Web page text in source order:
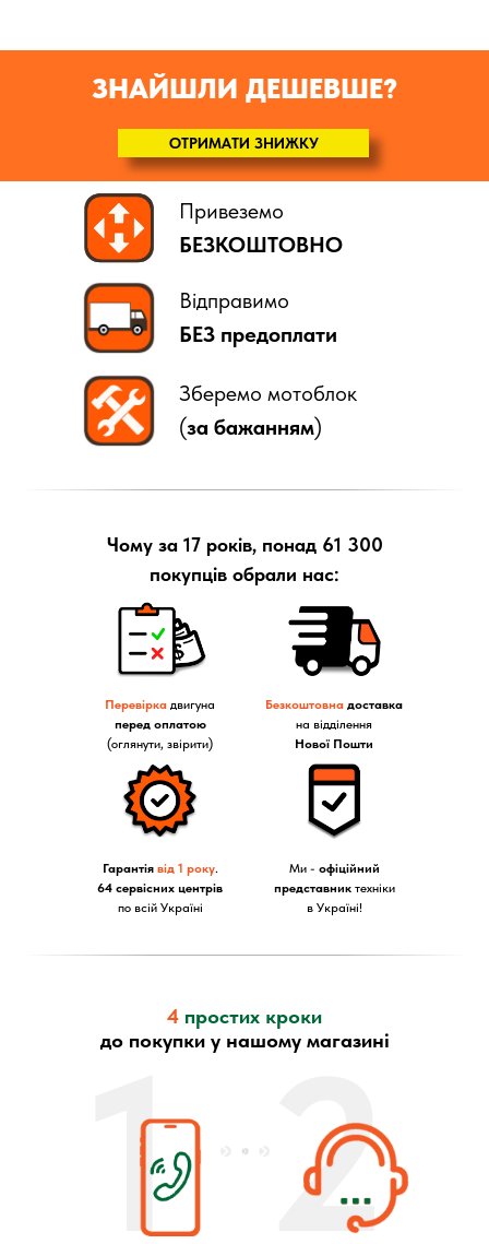
ЗНАЙШЛИ ДЕШЕВШЕ?
ОТРИМАТИ ЗНИЖКУ
Відправимо
БЕЗ предоплати
Привеземо
БЕЗКОШТОВНО
Зберемо мотоблок
(за бажанням)
Чому за 17 років, понад 61 300
покупців обрали нас:
Перевірка двигуна
перед оплатою
(оглянути, звірити)
Гарантія від 1 року.
64 сервісних центрів
по всій Україні
Безкоштовна доставка
на відділення
Нової Пошти
Ми - офіційний
представниктехніки
в Україні!
1 2
4 простих кроки
до покупки у нашому магазині